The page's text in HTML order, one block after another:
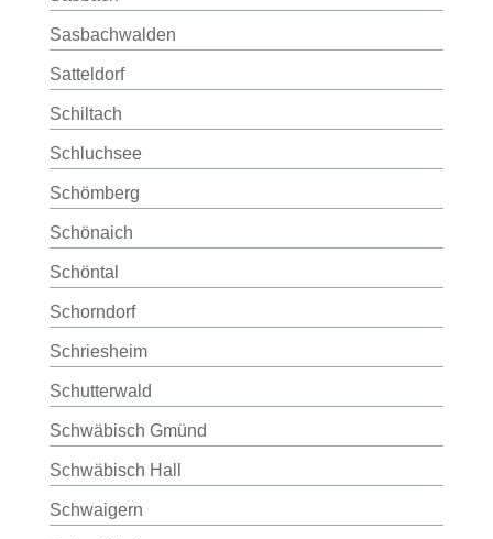
Sasbachwalden
Satteldorf
Schiltach
Schluchsee
Schömberg
Schönaich
Schöntal
Schorndorf
Schriesheim
Schutterwald
Schwäbisch Gmünd
Schwäbisch Hall
Schwaigern